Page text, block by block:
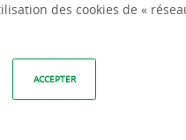
des cookies de «
ACCEPTER